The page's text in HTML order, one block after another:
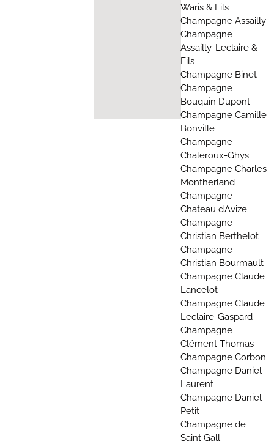
Waris & Fils
Champagne Assailly
Champagne
Assailly-Leclaire &
Fils
Champagne Binet
Champagne
Bouquin Dupont
Champagne Camille
Bonville
Champagne
Chaleroux-Ghys
Champagne Charles
Montherland
Champagne
Chateau d’Avize
Champagne
Christian Berthelot
Champagne
Christian Bourmault
Champagne Claude
Lancelot
Champagne Claude
Leclaire-Gaspard
Champagne
Clément Thomas
Champagne Corbon
Champagne Daniel
Laurent
Champagne Daniel
Petit
Champagne de
Saint Gall